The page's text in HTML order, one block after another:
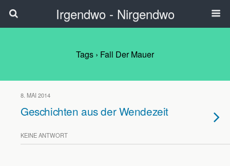
Irgendwo - Nirgendwo
Tags › Fall Der Mauer
8. MAI 2014
Geschichten aus der Wendezeit
KEINE ANTWORT